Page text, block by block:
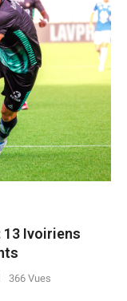
13 Ivoiriens
366 Vues